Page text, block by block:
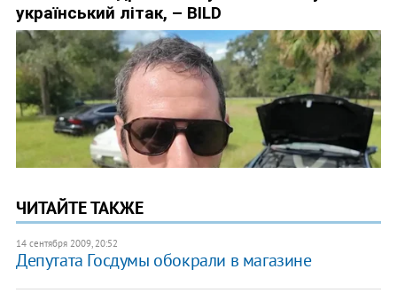
ЧИТАЙТЕ ТАКЖЕ
14 сентября 2009, 20:52
Депутата Госдумы обокрали в магазине